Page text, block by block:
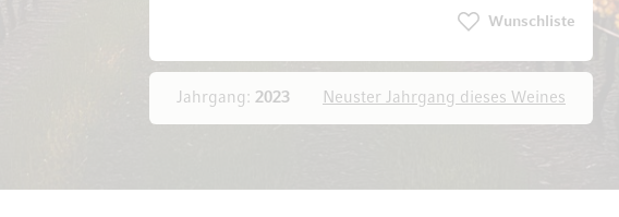
Jahrgang: 2023 Neuster Jahrgang dieses Weines
Wunschliste